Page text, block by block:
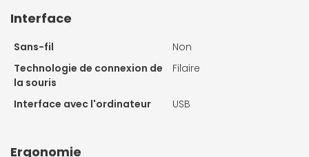
Interface
Sans-fil
Non
Technologie de connexion de
la souris
Filaire
Interface avec l'ordinateur USB
Ergonomie